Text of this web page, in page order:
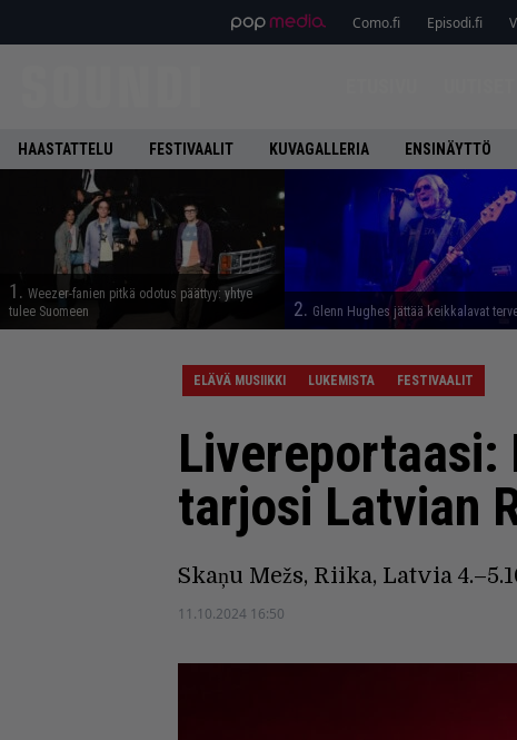
Como.fi Episodi.fi
HAASTATTELU FESTIVAALIT KUVAGALLERIA ENSINÄYTTÖ
1. Weezer-fanien pitkä odotus päättyy: yhtye
tulee Suomeen
2. Glenn Hughes jättää keikkalavat
ELÄVÄ MUSIIKKI LUKEMISTA FESTIVAALIT
Livereportaasi:
tarjosi Latvian
Skaņu Mežs, Riika, Latvia
11.10.2024 16:50